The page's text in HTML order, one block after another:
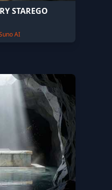
STAREGO
AI